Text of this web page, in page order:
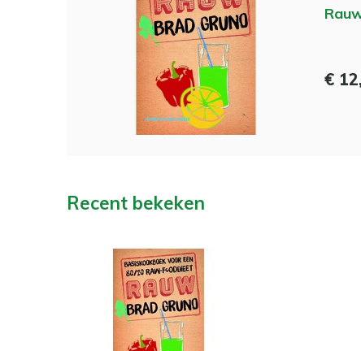
€
Recent bekeken